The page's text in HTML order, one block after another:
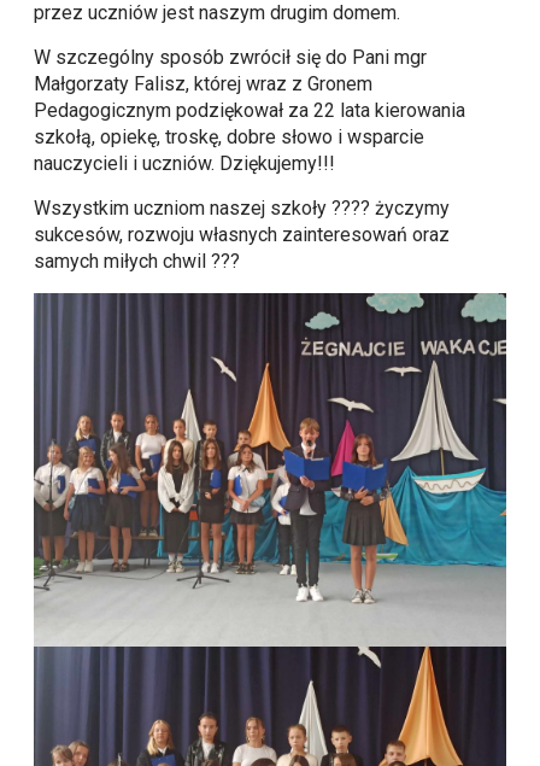
przez uczniów jest naszym drugim domem.
W szczególny sposób zwrócił się do Pani mgr
Małgorzaty Falisz, której wraz z Gronem
Pedagogicznym podziękował za 22 lata kierowania
szkołą, opiekę, troskę, dobre słowo i wsparcie
nauczycieli i uczniów. Dziękujemy!!!
Wszystkim uczniom naszej szkoły ?‍??‍? życzymy
sukcesów, rozwoju własnych zainteresowań oraz
samych miłych chwil ???